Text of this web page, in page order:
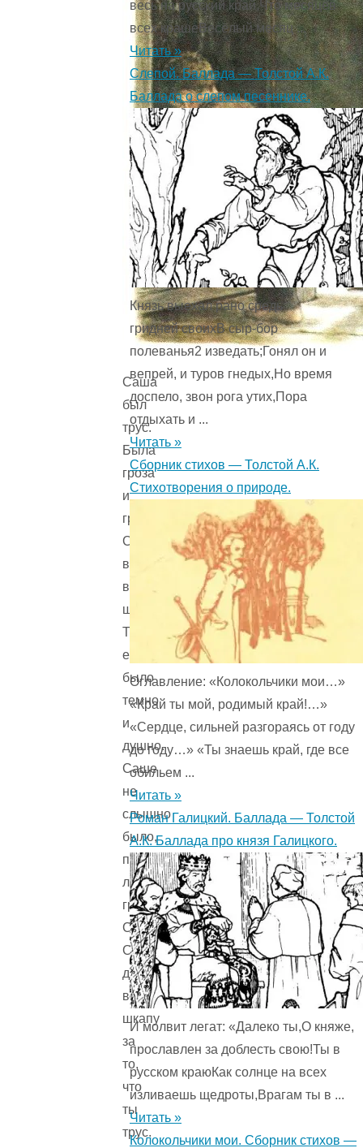
Саша
был
трус.
Была
гроза
и
гром.
Саша
влез
в
шкап.
Там
ему
было
темно
и
душно.
Саше
не
слышно
было,
прошла
ли
гроза.
Сиди,
Саша,
долго
в
шкапу
за
то,
что
ты
трус.
весь на русский край,Что месяцев
всех крашеВесёлый месяц ...
Читать »
Слепой. Баллада — Толстой А.К.
Баллада о слепом песеннике.
Князь выехал рано средь
гридней своихВ сыр-бор
полеванья2 изведать;Гонял он и
вепрей, и туров гнедых,Но время
доспело, звон рога утих,Пора
отдыхать и ...
Читать »
Сборник стихов — Толстой А.К.
Стихотворения о природе.
Оглавление: «Колокольчики мои…»
«Край ты мой, родимый край!…»
«Сердце, сильней разгораясь от году
до году…» «Ты знаешь край, где все
обильем ...
Читать »
Роман Галицкий. Баллада — Толстой
А.К. Баллада про князя Галицкого.
И молвит легат: «Далеко ты,О княже,
прославлен за доблесть свою!Ты в
русском краюКак солнце на всех
изливаешь щедроты,Врагам ты в ...
Читать »
Колокольчики мои. Сборник стихов —